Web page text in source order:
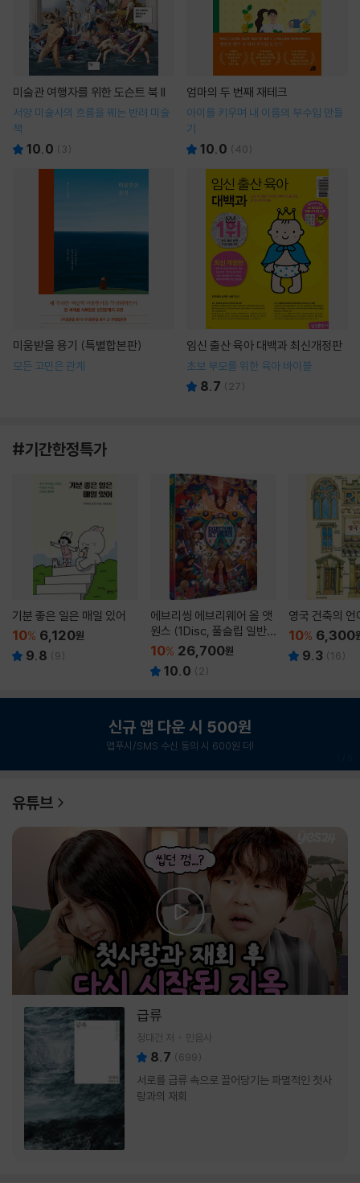
미술관 여행자를 위한 도슨트 북 II
서양 미술사의 흐름을 꿰는 반려 미술
책
10.0 ( 3)
엄마의 두 번째 재테크
아이를 키우며 내 이름의 부수입 만들
기
10.0 (40)
미움받을 용기 (특별합본판)
모든 고민은 관계
임신 출산 육아 대백과 최신개정판
초보 부모를 위한 육아 바이블
8.7 ( 27)
#기간한정특가
기분 좋은 일은 매일 있어
10% 6,120원
9.8 (9)
에브리씽 에브리웨어 올 앳
원스 (1Disc, 풀슬립 일반
판) : 블루레이
10% 26,700원
10.0 ( 2)
영국 건축의 언
10% 6,300
9.3 (16)
신규 앱 다운 시 500원
앱푸시/SMS 수신 동의 시 600원 더!
유튜브
급류
정대건 저 민음사
8.7 (699)
서로를 급류 속으로 끌어당기는 파멸적인 첫사
랑과의 재회